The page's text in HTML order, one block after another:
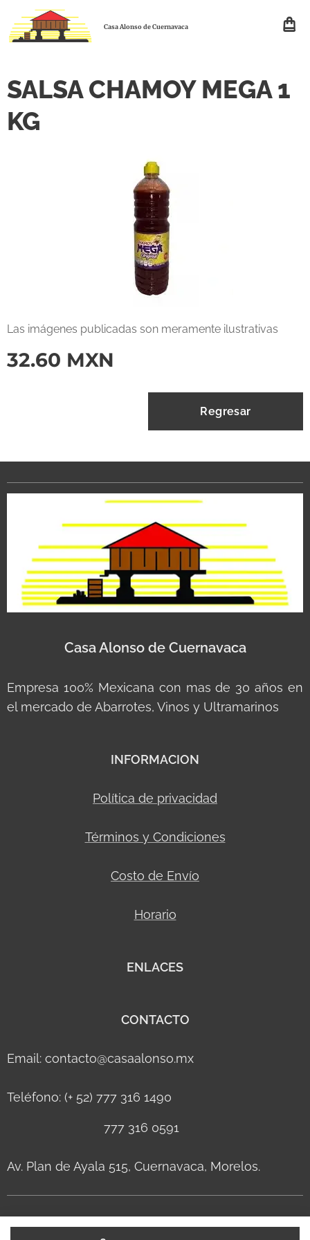
Casa Alonso de Cuernavaca
SALSA CHAMOY MEGA 1
KG
Las imágenes publicadas son meramente ilustrativas
32.60 MXN
Regresar
Casa Alonso de Cuernavaca
Empresa 100% Mexicana con mas de 30 años en
el mercado de Abarrotes, Vinos y Ultramarinos
INFORMACION
Política de privacidad
Términos y Condiciones
Costo de Envío
Horario
ENLACES
CONTACTO
Email: contacto@casaalonso.mx
Teléfono: (+ 52) 777 316 1490
777 316 0591
Av. Plan de Ayala 515, Cuernavaca, Morelos.